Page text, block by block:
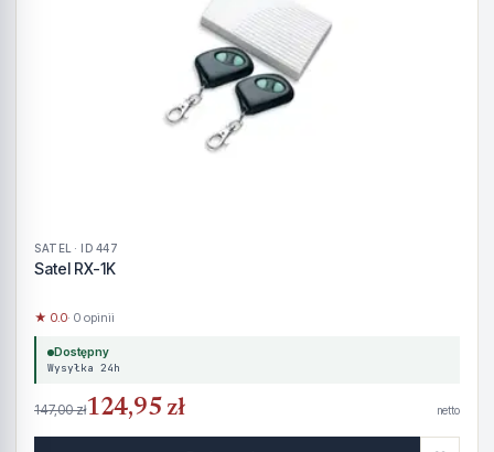
SATEL · ID 447
Satel RX-1K
★ 0.0· 0 opinii
Dostępny
Wysyłka 24h
147,00 zł124,95 zł netto